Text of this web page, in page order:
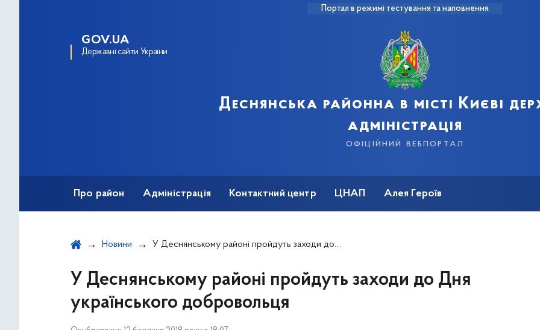
Портал в режимі тестування та наповнення
GOV.UA
Державні сайти України
Деснянська районна в місті Києві
адміністрація
офіційний вебпортал
Про район Адміністрація Контактний центр ЦНАП Алея Героїв
Новини У Деснянському районі пройдуть заходи до Дня українського добровольця
У Деснянському районі пройдуть заходи до Дня
українського добровольця